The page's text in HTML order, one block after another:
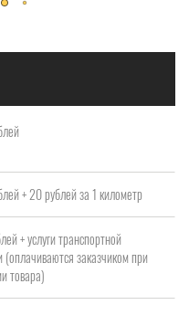
+ 20 рублей за 1 километр
+ услуги транспортной
(оплачиваются заказчиком при
товара)